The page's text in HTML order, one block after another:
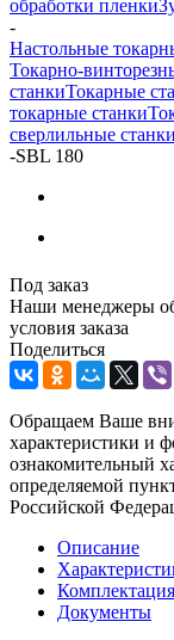
обработки пленки
-
Настольные
Токарно-
станкиТокарные
токарные станки
сверлильные станки
-SBL 180
Под заказ
Наши менеджеры
условия заказа
Поделиться
Обращаем Ваше
характеристики и
ознакомительный
определяемой
Российской
Описание
Комплектация
Документы